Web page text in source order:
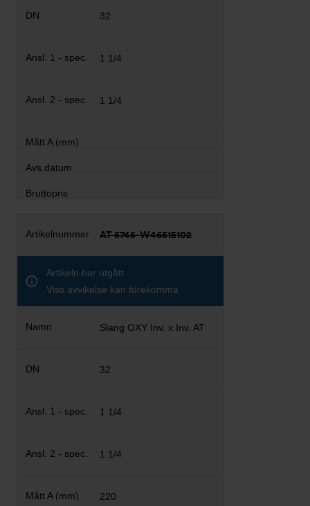
32
1 1/4
1 1/4
AT 5745-W46515102
Artikeln har utgått
Viss avvikelse kan förekomma
Slang OXY Inv. x Inv. AT
32
1 1/4
1 1/4
220